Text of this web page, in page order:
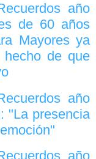
año
de 60 años
Mayores ya
de que
año
"La presencia
año